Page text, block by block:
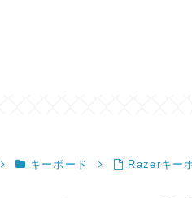
キーボード Razerキー